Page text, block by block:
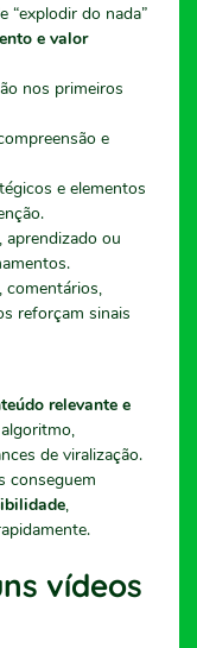
“explodir do nada”
e valor
nos primeiros
e
e elementos
ou
comentários,
reforçam sinais
relevante e
de viralização.
conseguem
,
vídeos